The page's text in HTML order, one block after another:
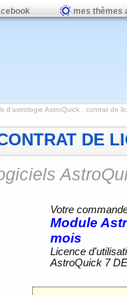
mes thèmes
d'astrologie AstroQuick : contrat de
DE
Votre
Module
mois
Licence
AstroQuick 7